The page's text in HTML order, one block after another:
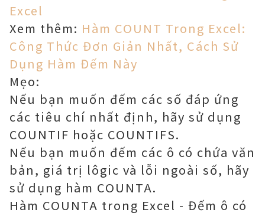
Excel
Xem thêm: Hàm COUNT Trong Excel:
Công Thức Đơn Giản Nhất, Cách Sử
Dụng Hàm Đếm Này
Mẹo:
Nếu bạn muốn đếm các số đáp ứng
các tiêu chí nhất định, hãy sử dụng
COUNTIF hoặc COUNTIFS.
Nếu bạn muốn đếm các ô có chứa văn
bản, giá trị lôgic và lỗi ngoài số, hãy
sử dụng hàm COUNTA.
Hàm COUNTA trong Excel - Đếm ô có